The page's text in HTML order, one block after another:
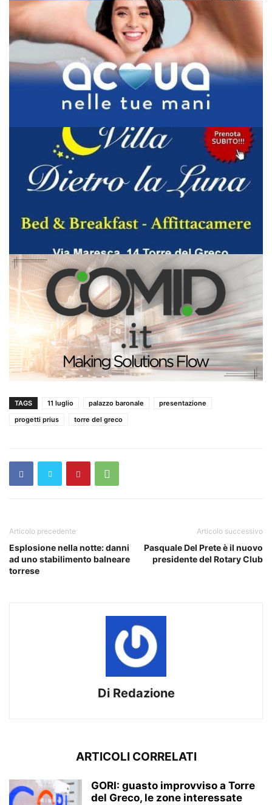
TAGS 11 luglio palazzo baronale
presentazione
progetti prius
torre del greco
Articolo precedente
Esplosione nella notte: danni
ad uno stabilimento balneare
torrese
Articolo successivo
Pasquale Del Prete è il nuovo
presidente del Rotary Club
Di Redazione
ARTICOLI CORRELATI
GORI: guasto improvviso a Torre
del Greco, le zone interessate